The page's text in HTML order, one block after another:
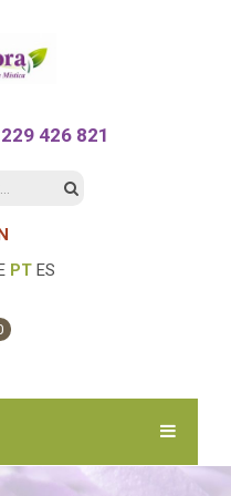
229 426 821
PT ES
cart
0.00€